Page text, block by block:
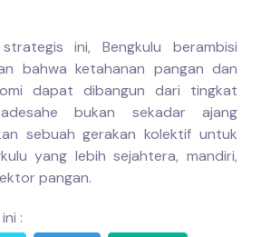
ini, Bengkulu berambisi
bahwa ketahanan pangan dan
dapat dibangun dari tingkat
bukan sekadar ajang
sebuah gerakan kolektif untuk
yang lebih sejahtera, mandiri,
pangan.
: